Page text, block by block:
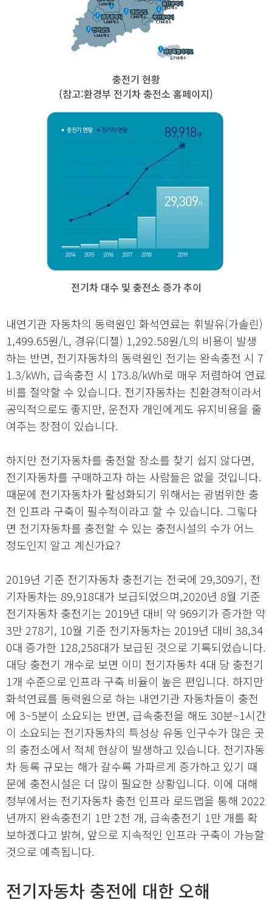
충전기 현황
(참고:환경부 전기차 충전소 홈페이지)
전기차 대수 및 충전소 증가 추이
내연기관 자동차의 동력원인 화석연료는 휘발유(가솔린)
1,499.65원/L, 경유(디젤) 1,292.58원/L의 비용이 발생
하는 반면, 전기자동차의 동력원인 전기는 완속충전 시 7
1.3/kWh, 급속충전 시 173.8/kWh로 매우 저렴하여 연료
비를 절약할 수 있습니다. 전기자동차는 친환경적이라서
공익적으로도 좋지만, 운전자 개인에게도 유지비용을 줄
여주는 장점이 있습니다.
하지만 전기자동차를 충전할 장소를 찾기 쉽지 않다면,
전기자동차를 구매하고자 하는 사람들은 없을 것입니다.
때문에 전기자동차가 활성화되기 위해서는 광범위한 충
전 인프라 구축이 필수적이라고 할 수 있습니다. 그렇다
면 전기자동차를 충전할 수 있는 충전시설의 수가 어느
정도인지 알고 계신가요?
2019년 기준 전기자동차 충전기는 전국에 29,309기, 전
기자동차는 89,918대가 보급되었으며,2020년 8월 기준
전기자동차 충전기는 2019년 대비 약 969기가 증가한 약
3만 278기, 10월 기준 전기자동차는 2019년 대비 38,34
0대 증가한 128,258대가 보급된 것으로 기록되었습니다.
대당 충전기 개수로 보면 이미 전기자동차 4대 당 충전기
1개 수준으로 인프라 구축 비율이 높은 편입니다. 하지만
화석연료를 동력원으로 하는 내연기관 자동차들이 충전
에 3~5분이 소요되는 반면, 급속충전을 해도 30분~1시간
이 소요되는 전기자동차의 특성상 유동 인구수가 많은 곳
의 충전소에서 적체 현상이 발생하고 있습니다. 전기자동
차 등록 규모는 해가 갈수록 가파르게 증가하고 있기 때
문에 충전시설은 더 많이 필요한 상황입니다. 이에 대해
정부에서는 전기자동차 충전 인프라 로드맵을 통해 2022
년까지 완속충전기 1만 2천 개, 급속충전기 1만 개를 확
보하겠다고 밝혀, 앞으로 지속적인 인프라 구축이 가능할
것으로 예측됩니다.
전기자동차 충전에 대한 오해